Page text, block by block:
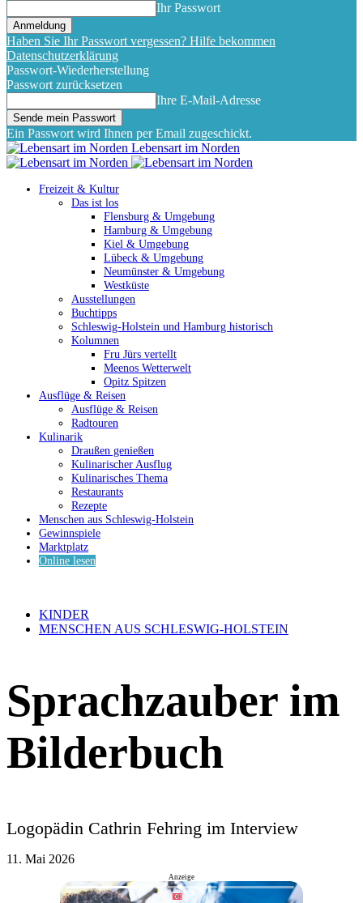
Ihr Passwort
Haben Sie Ihr Passwort vergessen? Hilfe bekommen
Datenschutzerklärung
Passwort-Wiederherstellung
Passwort zurücksetzen
Ihre E-Mail-Adresse
Ein Passwort wird Ihnen per Email zugeschickt.
Lebensart im Norden
Freizeit & Kultur
Das ist los
Flensburg & Umgebung
Hamburg & Umgebung
Kiel & Umgebung
Lübeck & Umgebung
Neumünster & Umgebung
Westküste
Ausstellungen
Buchtipps
Schleswig-Holstein und Hamburg historisch
Kolumnen
Fru Jürs vertellt
Meenos Wetterwelt
Opitz Spitzen
Ausflüge & Reisen
Ausflüge & Reisen
Radtouren
Kulinarik
Draußen genießen
Kulinarischer Ausflug
Kulinarisches Thema
Restaurants
Rezepte
Menschen aus Schleswig-Holstein
Gewinnspiele
Marktplatz
Online lesen
KINDER
MENSCHEN AUS SCHLESWIG-HOLSTEIN
Sprachzauber im
Bilderbuch
Logopädin Cathrin Fehring im Interview
11. Mai 2026
Anzeige